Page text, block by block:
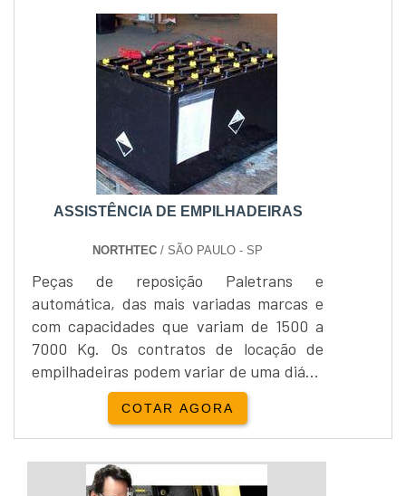
venda de empilhadeira...
ASSISTÊNCIA DE EMPILHADEIRAS
NORTHTEC / SÃO PAULO - SP
Peças de reposição Paletrans e
automática, das mais variadas marcas e
com capacidades que variam de 1500 a
7000 Kg. Os contratos de locação de
empilhadeiras podem variar de uma diária
à necessidade do cliente, sempre com
intuito de proporcionar o melhor para os
clientes.Locação e venda Yale
Empilhadeira:Além da locação de
empilhadeiras, a Empipapa realiza a
COTAR AGORA